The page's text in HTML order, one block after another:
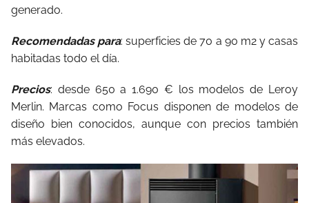
generado.
Recomendadas para: superficies de 70 a 90 m2 y casas
habitadas todo el día.
Precios: desde 650 a 1.690 € los modelos de Leroy
Merlin. Marcas como Focus disponen de modelos de
diseño bien conocidos, aunque con precios también
más elevados.